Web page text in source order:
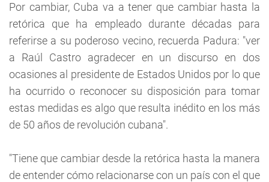
Por cambiar, Cuba va a tener que cambiar hasta la
retórica que ha empleado durante décadas para
referirse a su poderoso vecino, recuerda Padura: "ver
a Raúl Castro agradecer en un discurso en dos
ocasiones al presidente de Estados Unidos por lo que
ha ocurrido o reconocer su disposición para tomar
estas medidas es algo que resulta inédito en los más
de 50 años de revolución cubana".
"Tiene que cambiar desde la retórica hasta la manera
de entender cómo relacionarse con un país con el que